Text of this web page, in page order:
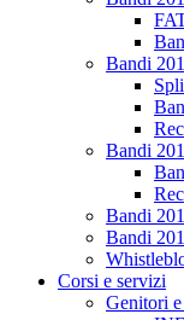
Bandi
Bandi
Bandi
Bandi
Corsi e servizi
Genitori